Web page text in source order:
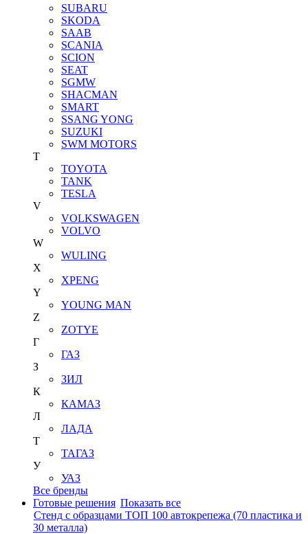
SUBARU
SKODA
SAAB
SCANIA
SCION
SEAT
SGMW
SHACMAN
SMART
SSANG YONG
SUZUKI
SWM MOTORS
T
TOYOTA
TANK
TESLA
V
VOLKSWAGEN
VOLVO
W
WULING
X
XPENG
Y
YOUNG MAN
Z
ZOTYE
Г
ГАЗ
З
ЗИЛ
К
КАМАЗ
Л
ЛАДА
Т
ТАГАЗ
У
УАЗ
Все бренды
Готовые решения Показать все
Стенд с образцами ТОП 100 автокрепежа (70 пластика и
30 металла)